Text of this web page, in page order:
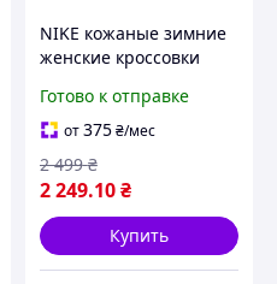
NIKE кожаные зимние
женские кроссовки
Готово к отправке
от375₴/мес
2 249.10₴
2 499 ₴
Купить